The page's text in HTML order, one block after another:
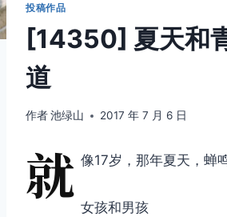
投稿作品
[14350] 夏天和
道
作者池绿山 2017 年 7 月 6 日
就 像17岁，那年夏天，蝉
女孩和男孩